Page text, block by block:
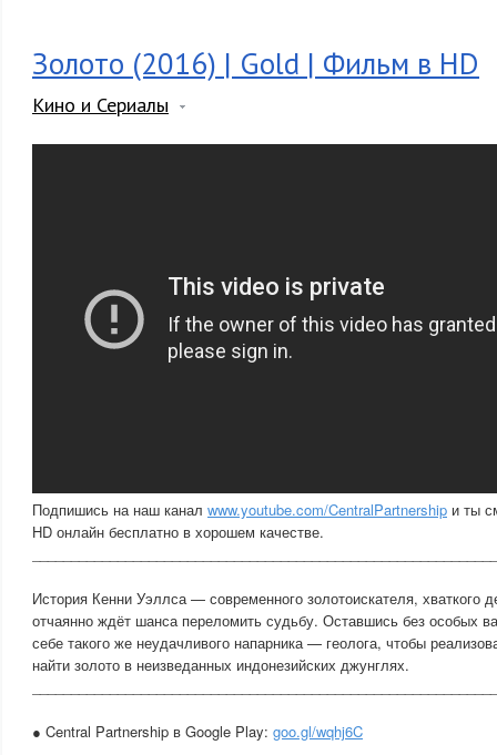
Золото (2016) | Gold | Фильм в HD
Кино и Сериалы
Подпишись на наш канал www.youtube.com/CentralPartnership и ты
HD онлайн бесплатно в хорошем качестве.
История Кенни Уэллса — современного золотоискателя, хваткого
отчаянно ждёт шанса переломить судьбу. Оставшись без особых
себе такого же неудачливого напарника — геолога, чтобы
найти золото в неизведанных индонезийских джунглях.
● Central Partnership в Google Play: goo.gl/wqhj6C